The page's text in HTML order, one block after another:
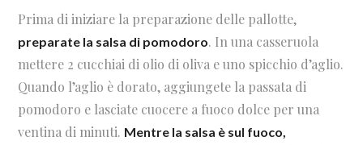
Prima di iniziare la preparazione delle pallotte,
preparate la salsa di pomodoro. In una casseruola
mettere 2 cucchiai di olio di oliva e uno spicchio d’aglio.
Quando l’aglio è dorato, aggiungete la passata di
pomodoro e lasciate cuocere a fuoco dolce per una
ventina di minuti. Mentre la salsa è sul fuoco,